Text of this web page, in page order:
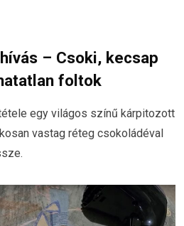
– Csoki, kecsap
foltok
egy világos színű kárpitozott
vastag réteg csokoládéval